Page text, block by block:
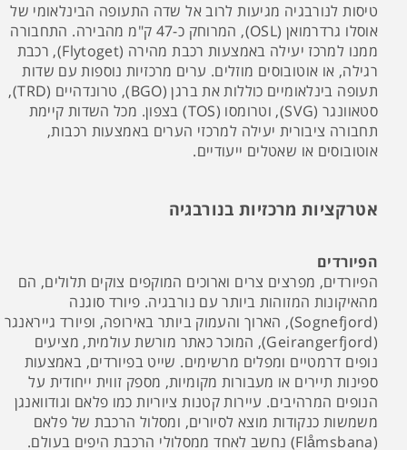
טיסות לנורבגיה מגיעות לרוב אל שדה התעופה הבינלאומי של
אוסלו גרדרמואן (OSL), המרוחק כ-47 ק"מ מהבירה. התחבורה
ממנו למרכז יעילה באמצעות רכבת מהירה (Flytoget), רכבת
רגילה, או אוטובוסים מוזלים. ערים מרכזיות נוספות עם שדות
תעופה בינלאומיים כוללות את ברגן (BGO), טרונדהיים (TRD),
סטאוונגר (SVG), וטרומסו (TOS) בצפון. מכל השדות קיימת
תחבורה ציבורית יעילה למרכזי הערים באמצעות רכבות,
אוטובוסים או שאטלים ייעודיים.
אטרקציות מרכזיות בנורבגיה
הפיורדים
הפיורדים, מפרצים צרים וארוכים המוקפים צוקים תלולים, הם
מהאיקונות המזוהות ביותר עם נורבגיה. פיורד סוגנה
(Sognefjord), הארוך והעמוק ביותר באירופה, ופיורד גייראנגר
(Geirangerfjord), המוכר כאתר מורשת עולמית, מציעים
נופים דרמטיים ומפלים מרשימים. שייט בפיורדים, באמצעות
ספינות תיירים או מעבורות מקומיות, מספק זווית ייחודית על
הנופים המרהיבים. עיירות קטנות ציוריות כמו פלאם וגודוואנגן
משמשות כנקודות מוצא לסיורים, ומסלול הרכבת של פלאם
(Flåmsbana) נחשב לאחד ממסלולי הרכבת היפים בעולם.